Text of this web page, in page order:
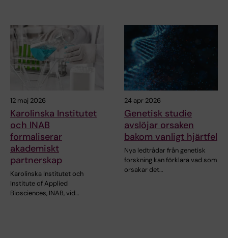
12 maj 2026
Karolinska Institutet
och INAB
formaliserar
akademiskt
partnerskap
Karolinska Institutet och
Institute of Applied
Biosciences, INAB, vid…
24 apr 2026
Genetisk studie
avslöjar orsaken
bakom vanligt hjärtfel
Nya ledtrådar från genetisk
forskning kan förklara vad som
orsakar det…